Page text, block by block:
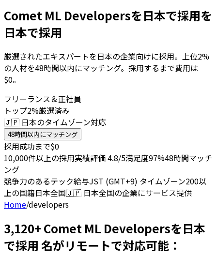
Comet ML Developersを日本で採用を
日本で採用
厳選されたエキスパートを日本の企業向けに採用。上位2%
の人材を48時間以内にマッチング。採用するまで費用は
$0。
フリーランス＆正社員
トップ2%厳選済み
🇯🇵 日本のタイムゾーン対応
48時間以内にマッチング
採用成功まで$0
10,000件以上の採用実績評価 4.8/5満足度97%48時間マッチ
ング
競争力のあるテック給与JST (GMT+9) タイムゾーン200以
上の国籍日本全国🇯🇵 日本全国の企業にサービス提供
Home/developers
3,120+ Comet ML Developersを日本
で採用 名がリモートで対応可能：